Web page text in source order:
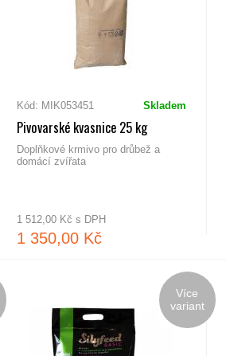
Kód: MIK053451 Skladem
Pivovarské kvasnice 25 kg
Doplňkové krmivo pro drůbež a
domácí zvířata
1 512,00 Kč s DPH
1 350,00 Kč
Více
variant